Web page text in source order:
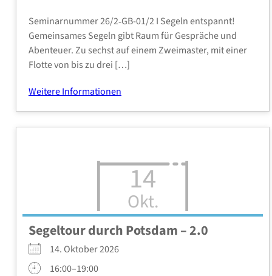
Semi­nar­num­mer 26/2‑GB-01/2 I Segeln ent­spannt!
Gemein­sa­mes Segeln gibt Raum für Gesprä­che und
Aben­teu­er. Zu sechst auf einem Zwei­mas­ter, mit einer
Flot­te von bis zu drei […]
Wei­te­re Infor­ma­tio­nen
14
Okt.
Segel­tour durch Pots­dam – 2.0
14. Okto­ber 2026
16:00–19:00